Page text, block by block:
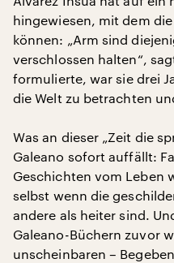
hingewiesen, mit dem
können: „Arm sind
verschlossen halten“,
formulierte, war sie drei
die Welt zu betrachten
Was an dieser „Zeit die
Galeano sofort auffällt:
Geschichten vom Leben
selbst wenn die
andere als heiter sind.
Galeano-Büchern zuvor
unscheinbaren –